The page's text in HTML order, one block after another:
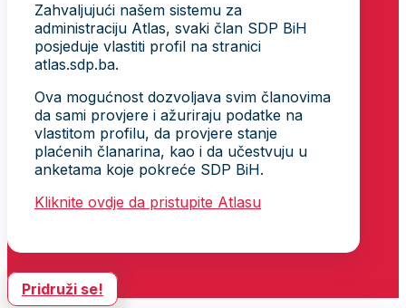
Zahvaljujući našem sistemu za
administraciju Atlas, svaki član SDP BiH
posjeduje vlastiti profil na stranici
atlas.sdp.ba.
Ova mogućnost dozvoljava svim članovima
da sami provjere i ažuriraju podatke na
vlastitom profilu, da provjere stanje
plaćenih članarina, kao i da učestvuju u
anketama koje pokreće SDP BiH.
Kliknite ovdje da pristupite Atlasu
Pridruži se!